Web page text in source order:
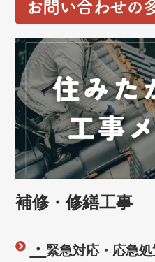
お問い合わせの
補修・修繕工事
・ 緊急対応・応急